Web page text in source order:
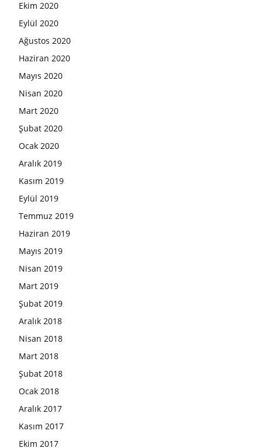
Ekim 2020
Eylül 2020
Ağustos 2020
Haziran 2020
Mayıs 2020
Nisan 2020
Mart 2020
Şubat 2020
Ocak 2020
Aralık 2019
Kasım 2019
Eylül 2019
Temmuz 2019
Haziran 2019
Mayıs 2019
Nisan 2019
Mart 2019
Şubat 2019
Aralık 2018
Nisan 2018
Mart 2018
Şubat 2018
Ocak 2018
Aralık 2017
Kasım 2017
Ekim 2017